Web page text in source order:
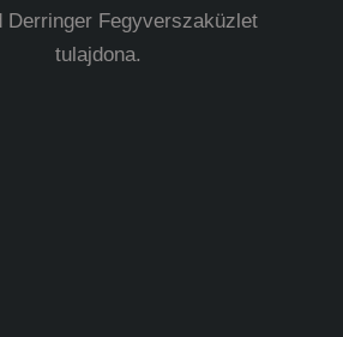
Derringer Fegyverszaküzlet
tulajdona.